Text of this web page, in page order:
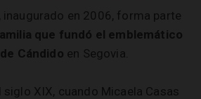
, inaugurado en 2006, forma parte
que fundó el emblemático
Cándido en Segovia.
XIX, cuando Micaela Casas